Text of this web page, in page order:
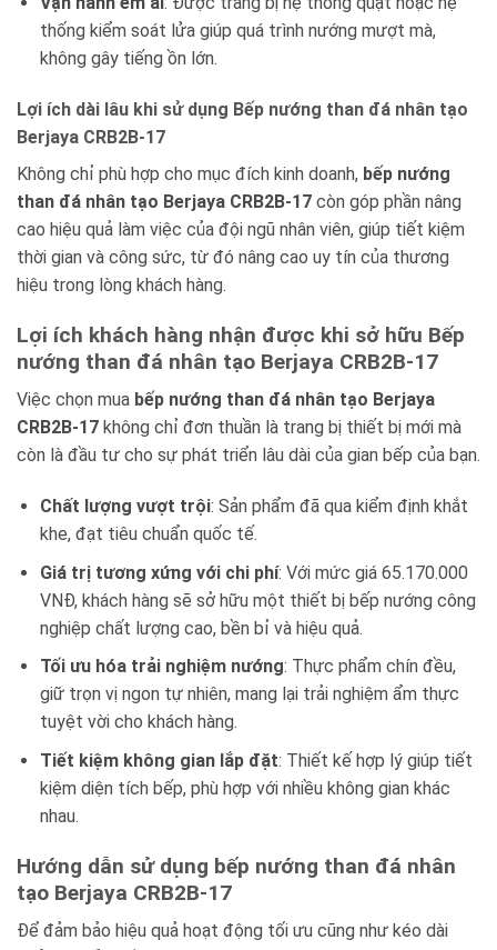
thống kiểm soát lửa giúp quá trình nướng mượt mà,
không gây tiếng ồn lớn.
Lợi ích dài lâu khi sử dụng Bếp nướng than đá nhân tạo
Berjaya CRB2B-17
Không chỉ phù hợp cho mục đích kinh doanh, bếp nướng
than đá nhân tạo Berjaya CRB2B-17 còn góp phần nâng
cao hiệu quả làm việc của đội ngũ nhân viên, giúp tiết kiệm
thời gian và công sức, từ đó nâng cao uy tín của thương
hiệu trong lòng khách hàng.
Lợi ích khách hàng nhận được khi sở hữu Bếp
nướng than đá nhân tạo Berjaya CRB2B-17
Việc chọn mua bếp nướng than đá nhân tạo Berjaya
CRB2B-17 không chỉ đơn thuần là trang bị thiết bị mới mà
còn là đầu tư cho sự phát triển lâu dài của gian bếp của bạn.
Chất lượng vượt trội: Sản phẩm đã qua kiểm định khắt
khe, đạt tiêu chuẩn quốc tế.
Giá trị tương xứng với chi phí: Với mức giá 65.170.000
VNĐ, khách hàng sẽ sở hữu một thiết bị bếp nướng công
nghiệp chất lượng cao, bền bỉ và hiệu quả.
Tối ưu hóa trải nghiệm nướng: Thực phẩm chín đều,
giữ trọn vị ngon tự nhiên, mang lại trải nghiệm ẩm thực
tuyệt vời cho khách hàng.
Tiết kiệm không gian lắp đặt: Thiết kế hợp lý giúp tiết
kiệm diện tích bếp, phù hợp với nhiều không gian khác
nhau.
Hướng dẫn sử dụng bếp nướng than đá nhân
tạo Berjaya CRB2B-17
Để đảm bảo hiệu quả hoạt động tối ưu cũng như kéo dài